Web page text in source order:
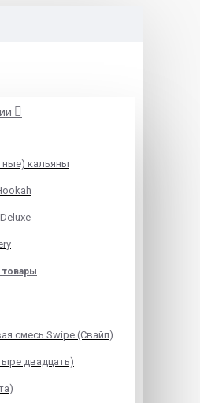
кальяны
смесь Swipe (Свайп)
двадцать)